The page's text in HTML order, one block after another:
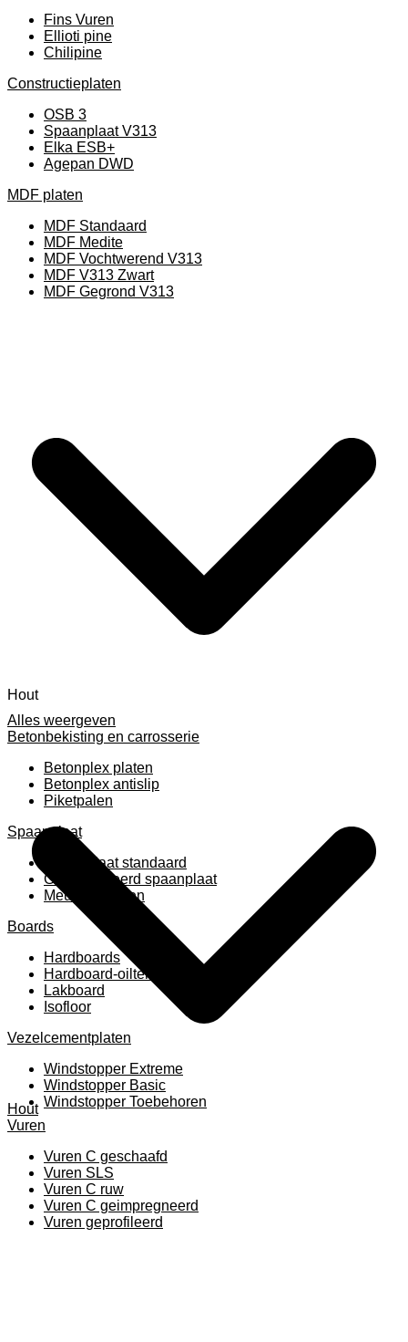
Fins Vuren
Ellioti pine
Chilipine
Constructieplaten
OSB 3
Spaanplaat V313
Elka ESB+
Agepan DWD
MDF platen
MDF Standaard
MDF Medite
MDF Vochtwerend V313
MDF V313 Zwart
MDF Gegrond V313
Alles weergeven
Betonbekisting en carrosserie
Betonplex platen
Betonplex antislip
Piketpalen
Spaanplaat
Spaanplaat standaard
Geplastificeerd spaanplaat
Meubelpanelen
Boards
Hardboards
Hardboard-oiltemperated
Lakboard
Isofloor
Vezelcementplaten
Windstopper Extreme
Windstopper Basic
Windstopper Toebehoren
Hout
Hout
Vuren
Vuren C geschaafd
Vuren SLS
Vuren C ruw
Vuren C geimpregneerd
Vuren geprofileerd